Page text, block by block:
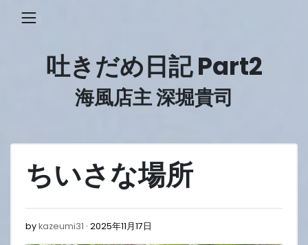
吐きだめ日記 Part2
海風店主 深堀貴司
ちいさな場所
bykazeumi31 2025年11月17日